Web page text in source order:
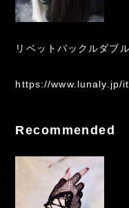
リベットバックルダブ
https://www.lunaly.jp/
Recommended